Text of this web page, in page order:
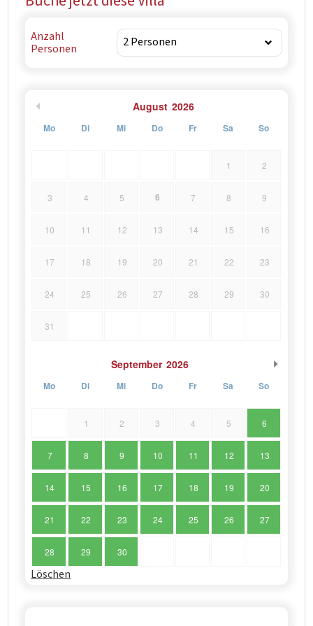
Anzahl
Personen
August 2026
Mo Di Mi Do Fr Sa So
1 2
3 4 5 6 7 8 9
10 11 12 13 14 15 16
17 18 19 20 21 22 23
24 25 26 27 28 29 30
31
September 2026
Mo Di Mi Do Fr Sa So
1 2 3 4 5 6
7 8 9 10 11 12 13
14 15 16 17 18 19 20
21 22 23 24 25 26 27
28 29 30
Löschen